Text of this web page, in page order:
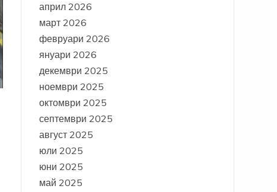
април 2026
март 2026
февруари 2026
януари 2026
декември 2025
ноември 2025
октомври 2025
септември 2025
август 2025
юли 2025
юни 2025
май 2025